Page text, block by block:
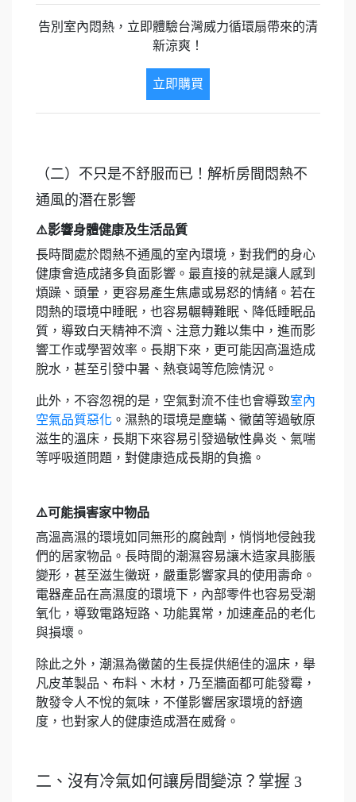
告別室內悶熱，立即體驗台灣威力循環扇帶來的清
新涼爽！
立即購買
（二）不只是不舒服而已！解析房間悶熱不
通風的潛在影響
⚠️影響身體健康及生活品質
長時間處於悶熱不通風的室內環境，對我們的身心
健康會造成諸多負面影響。最直接的就是讓人感到
煩躁、頭暈，更容易產生焦慮或易怒的情緒。若在
悶熱的環境中睡眠，也容易輾轉難眠、降低睡眠品
質，導致白天精神不濟、注意力難以集中，進而影
響工作或學習效率。長期下來，更可能因高溫造成
脫水，甚至引發中暑、熱衰竭等危險情況。
此外，不容忽視的是，空氣對流不佳也會導致室內
空氣品質惡化 。濕熱的環境是塵蟎、黴菌等過敏原
滋生的溫床，長期下來容易引發過敏性鼻炎、氣喘
等呼吸道問題，對健康造成長期的負擔。
⚠️可能損害家中物品
高溫高濕的環境如同無形的腐蝕劑，悄悄地侵蝕我
們的居家物品。長時間的潮濕容易讓木造家具膨脹
變形，甚至滋生黴斑，嚴重影響家具的使用壽命。
電器產品在高濕度的環境下，內部零件也容易受潮
氧化，導致電路短路、功能異常，加速產品的老化
與損壞。
除此之外，潮濕為黴菌的生長提供絕佳的溫床，舉
凡皮革製品、布料、木材，乃至牆面都可能發霉，
散發令人不悅的氣味，不僅影響居家環境的舒適
度，也對家人的健康造成潛在威脅。
二、沒有冷氣如何讓房間變涼？掌握 3